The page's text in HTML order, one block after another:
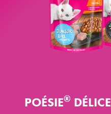
POÉSIE® DÉLICE